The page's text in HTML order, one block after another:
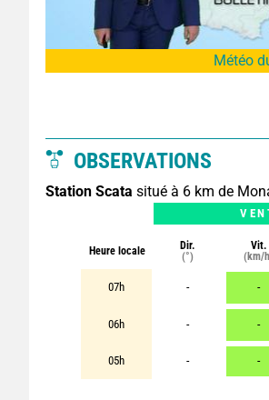
Météo
OBSERVATIONS
Station Scata situé à 6 km de
Heure locale
Dir.
(°)
Vit.
(km/
07h - -
06h - -
05h - -